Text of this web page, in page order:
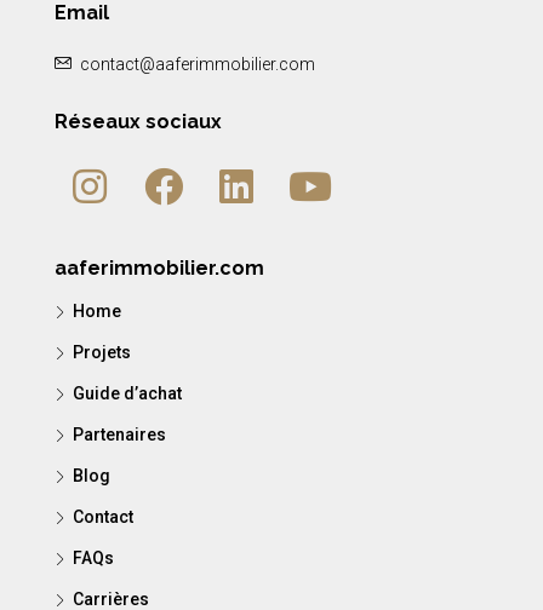
Email
contact@aaferimmobilier.com
Réseaux sociaux
aaferimmobilier.com
Home
Projets
Guide d’achat
Partenaires
Blog
Contact
FAQs
Carrières